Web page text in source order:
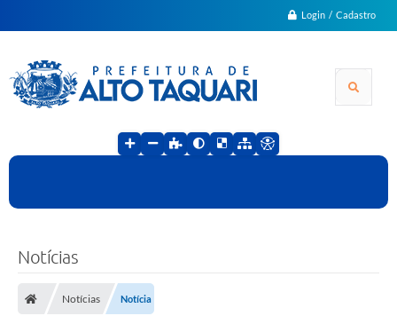
Login / Cadastro
Notícias
Notícias Notícia